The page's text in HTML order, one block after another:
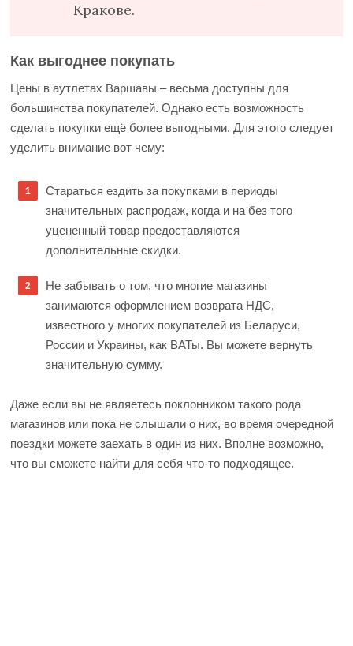
Кракове.
Как выгоднее покупать
Цены в аутлетах Варшавы – весьма доступны для
большинства покупателей. Однако есть возможность
сделать покупки ещё более выгодными. Для этого следует
уделить внимание вот чему:
Стараться ездить за покупками в периоды
значительных распродаж, когда и на без того
уцененный товар предоставляются
дополнительные скидки.
Не забывать о том, что многие магазины
занимаются оформлением возврата НДС,
известного у многих покупателей из Беларуси,
России и Украины, как ВАТы. Вы можете вернуть
значительную сумму.
Даже если вы не являетесь поклонником такого рода
магазинов или пока не слышали о них, во время очередной
поездки можете заехать в один из них. Вполне возможно,
что вы сможете найти для себя что-то подходящее.